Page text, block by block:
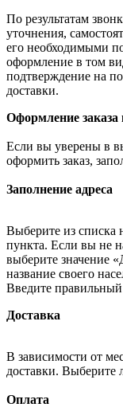
По результатам
уточнения,
его необходимыми
оформление в том
подтверждение на
доставки.
Оформление
Если вы уверены в
оформить заказ,
Заполнение адреса
Выберите из списка
пункта. Если вы не
выберите значение
название своего
Введите
Доставка
В зависимости от
доставки. Выберите
Оплата